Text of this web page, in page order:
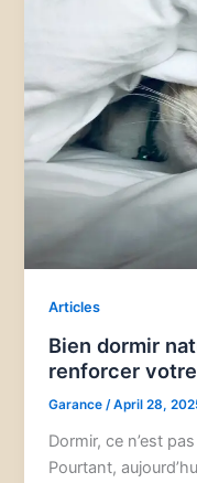
Articles
Bien dormir
renforcer
Garance /April 28,
Dormir, ce n’est
Pourtant,